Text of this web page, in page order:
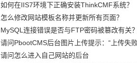
如何在IIS7环境下正确安装ThinkCMF系统？
怎么修改网站模板名称并更新所有页面？
MySQL连接错误是否与FTP密码被篡改有关
请问PbootCMS后台图片上传提示：“上传失
请问怎么进入自己网站的后台